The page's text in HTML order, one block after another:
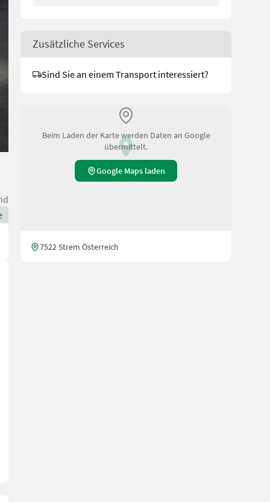
Zusätzliche Services
Sind Sie an einem Transport interessiert?
Beim Laden der Karte werden Daten an Google
übermittelt.
Google Maps laden
7522 Strem Österreich